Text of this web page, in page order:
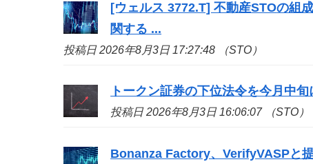
[ウェルス 3772.T] 不動産STOの組
関する ...
投稿日 2026年8月3日 17:27:48 （STO）
トークン証券の下位法令を今月中
投稿日 2026年8月3日 16:06:07 （STO）
Bonanza Factory、VerifyVASPと